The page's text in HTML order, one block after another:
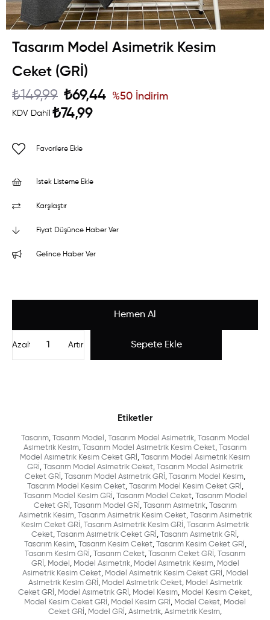
Tasarım Model Asimetrik Kesim
Ceket (GRİ)
₺149,99 ₺69,44
KDV Dahil ₺74,99
%50 İndirim
Favorilere Ekle
İstek Listeme Ekle
Karşılaştır
Fiyat Düşünce Haber Ver
Gelince Haber Ver
Artır
Azalt
Etiketler
Tasarım, Tasarım Model , Tasarım Model Asimetrik, Tasarım Model
Asimetrik Kesim, Tasarım Model Asimetrik Kesim Ceket, Tasarım
Model Asimetrik Kesim Ceket GRİ , Tasarım Model Asimetrik Kesim
GRİ , Tasarım Model Asimetrik Ceket, Tasarım Model Asimetrik
Ceket GRİ , Tasarım Model Asimetrik GRİ , Tasarım Model Kesim,
Tasarım Model Kesim Ceket, Tasarım Model Kesim Ceket GRİ ,
Tasarım Model Kesim GRİ , Tasarım Model Ceket, Tasarım Model
Ceket GRİ , Tasarım Model GRİ , Tasarım Asimetrik, Tasarım
Asimetrik Kesim, Tasarım Asimetrik Kesim Ceket, Tasarım Asimetrik
Kesim Ceket GRİ , Tasarım Asimetrik Kesim GRİ , Tasarım Asimetrik
Ceket, Tasarım Asimetrik Ceket GRİ , Tasarım Asimetrik GRİ ,
Tasarım Kesim, Tasarım Kesim Ceket, Tasarım Kesim Ceket GRİ ,
Tasarım Kesim GRİ , Tasarım Ceket, Tasarım Ceket GRİ , Tasarım
GRİ , Model , Model Asimetrik, Model Asimetrik Kesim, Model
Asimetrik Kesim Ceket, Model Asimetrik Kesim Ceket GRİ , Model
Asimetrik Kesim GRİ , Model Asimetrik Ceket, Model Asimetrik
Ceket GRİ , Model Asimetrik GRİ , Model Kesim, Model Kesim Ceket,
Model Kesim Ceket GRİ , Model Kesim GRİ , Model Ceket, Model
Ceket GRİ , Model GRİ , Asimetrik, Asimetrik Kesim,